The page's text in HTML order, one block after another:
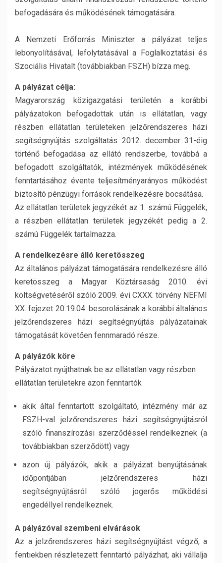
befogadására és működésének támogatására.
A Nemzeti Erőforrás Miniszter a pályázat teljes
lebonyolításával, lefolytatásával a Foglalkoztatási és
Szociális Hivatalt (továbbiakban FSZH) bízza meg.
A pályázat célja:
Magyarország közigazgatási területén a korábbi
pályázatokon befogadottak után is ellátatlan, vagy
részben ellátatlan területeken jelzőrendszeres házi
segítségnyújtás szolgáltatás 2012. december 31-éig
történő befogadása az ellátó rendszerbe, továbbá a
befogadott szolgáltatók, intézmények működésének
fenntartásához évente teljesítményarányos működést
biztosító pénzügyi források rendelkezésre bocsátása.
Az ellátatlan területek jegyzékét az 1. számú Függelék,
a részben ellátatlan területek jegyzékét pedig a 2.
számú Függelék tartalmazza.
A rendelkezésre álló keretösszeg
Az általános pályázat támogatására rendelkezésre álló
keretösszeg a Magyar Köztársaság 2010. évi
költségvetéséről szóló 2009. évi CXXX. törvény NEFMI
XX. fejezet 20.19.04. besorolásának a korábbi általános
jelzőrendszeres házi segítségnyújtás pályázatainak
támogatását követően fennmaradó része.
A pályázók köre
Pályázatot nyújthatnak be az ellátatlan vagy részben
ellátatlan területekre azon fenntartók
akik által fenntartott szolgáltató, intézmény már az
FSZH-val jelzőrendszeres házi segítségnyújtásról
szóló finanszírozási szerződéssel rendelkeznek (a
továbbiakban szerződött) vagy
azon új pályázók, akik a pályázat benyújtásának
időpontjában jelzőrendszeres házi
segítségnyújtásról szóló jogerős működési
engedéllyel rendelkeznek.
A pályázóval szembeni elvárások
Az a jelzőrendszeres házi segítségnyújtást végző, a
fentiekben részletezett fenntartó pályázhat, aki vállalja